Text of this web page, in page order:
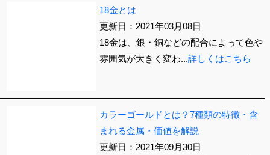
18金とは
更新日：2021年03月08日
18金は、銀・銅などの配合によって色や
雰囲気が大きく変わ...詳しくはこちら
カラーゴールドとは？7種類の特徴・含
まれる金属・価値を解説
更新日：2021年09月30日